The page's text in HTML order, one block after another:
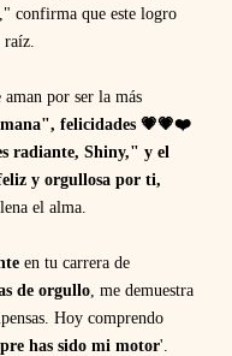
confirma que este logro
por ser la más
felicidades 💗💗❤️
radiante, Shiny," y el
y orgullosa por ti,
el alma.
en tu carrera de
de orgullo , me demuestra
Hoy comprendo
has sido mi motor'.